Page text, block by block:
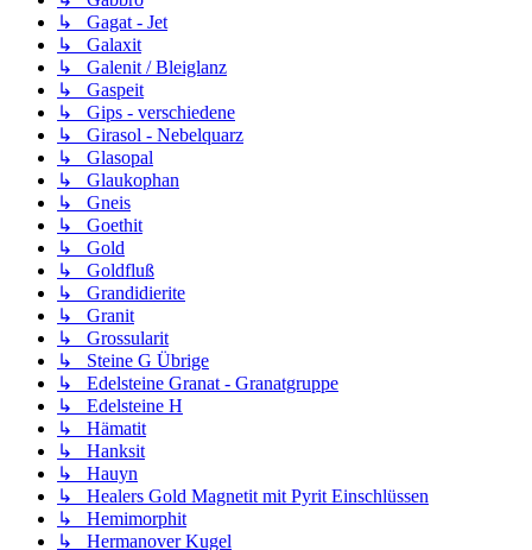
↳ Gagat - Jet
↳ Galaxit
↳ Galenit / Bleiglanz
↳ Gaspeit
↳ Gips - verschiedene
↳ Girasol - Nebelquarz
↳ Glasopal
↳ Glaukophan
↳ Gneis
↳ Goethit
↳ Gold
↳ Goldfluß
↳ Grandidierite
↳ Granit
↳ Grossularit
↳ Steine G Übrige
↳ Edelsteine Granat - Granatgruppe
↳ Edelsteine H
↳ Hämatit
↳ Hanksit
↳ Hauyn
↳ Healers Gold Magnetit mit Pyrit Einschlüssen
↳ Hemimorphit
↳ Hermanover Kugel